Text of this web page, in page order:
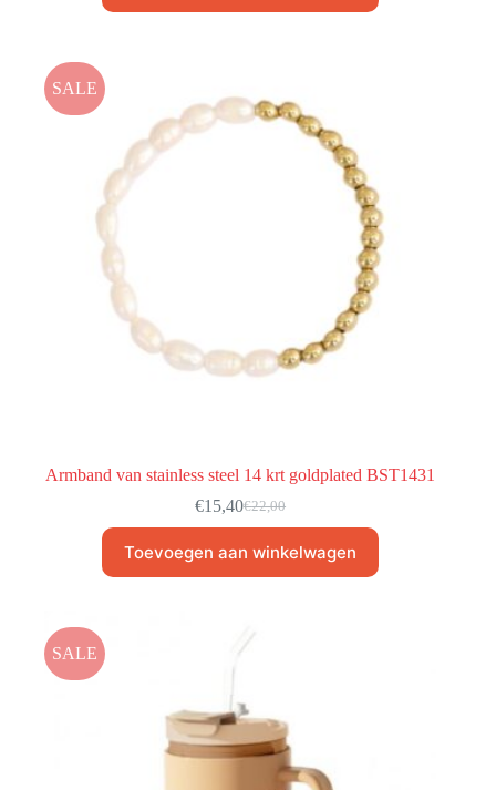
SALE
Armband van stainless steel 14 krt goldplated BST1431
€22,00
€15,40
Toevoegen aan winkelwagen
SALE